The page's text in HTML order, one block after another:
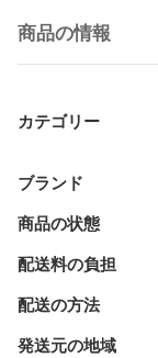
＜メーカーにて初
メーカーサポート
リアプリ内の「マ
その際に、オペレ
日時】【メーカ
します。
新品　未使用
商品の情報
カテゴリー
ブランド
商品の状態
配送料の負担
配送の方法
発送元の地域